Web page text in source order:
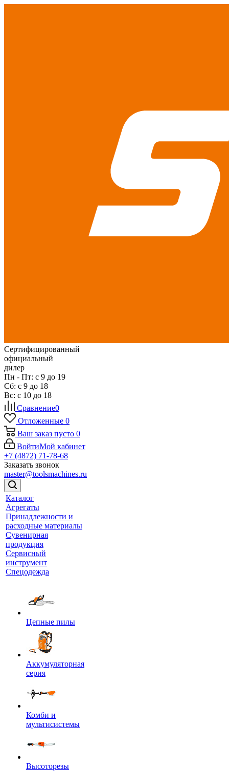
Сертифицированный
официальный
дилер
Пн - Пт: с 9 до 19
Сб: с 9 до 18
Вс: с 10 до 18
Сравнение0
Отложенные 0
Ваш заказ пусто 0
ВойтиМой кабинет
+7 (4872) 71-78-68
Заказать звонок
master@toolsmachines.ru
Каталог
Агрегаты
Принадлежности и
расходные материалы
Сувенирная
продукция
Сервисный
инструмент
Спецодежда
Цепные пилы
Аккумуляторная
серия
Комби и
мультисистемы
Высоторезы